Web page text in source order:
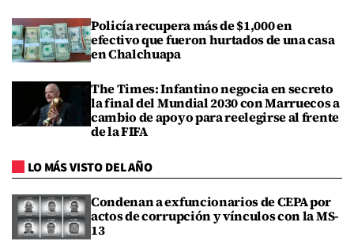
Policía recupera más de $1,000 en
efectivo que fueron hurtados de una casa
en Chalchuapa
The Times: Infantino negocia en secreto
la final del Mundial 2030 con Marruecos a
cambio de apoyo para reelegirse al frente
de la FIFA
LO MÁS VISTO DEL AÑO
Condenan a exfuncionarios de CEPA por
actos de corrupción y vínculos con la MS-
13